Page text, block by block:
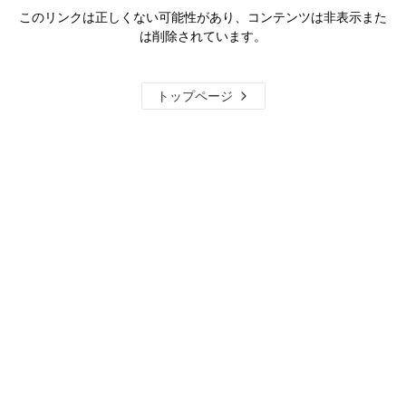
このリンクは正しくない可能性があり、コンテンツは非表示また
は削除されています。
トップページ